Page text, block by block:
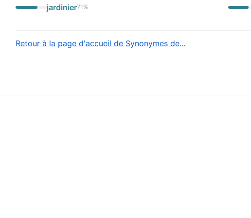
jardinier71 %
Retour à la page d'accueil de Synonymes de...